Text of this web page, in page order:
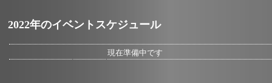
2022年のイベントスケジュール
現在準備中です